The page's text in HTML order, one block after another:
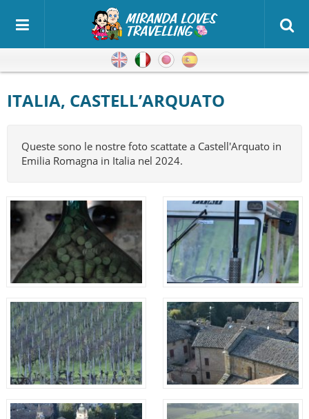
IngleseItalianoGiapponese
ITALIA, CASTELL’ARQUATO
Queste sono le nostre foto scattate a Castell'Arquato in
Emilia Romagna in Italia nel 2024.